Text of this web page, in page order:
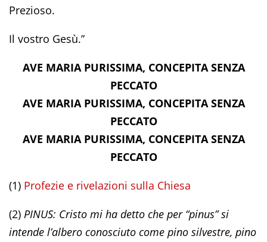
Prezioso.
Il vostro Gesù.”
AVE MARIA PURISSIMA, CONCEPITA SENZA
PECCATO
AVE MARIA PURISSIMA, CONCEPITA SENZA
PECCATO
AVE MARIA PURISSIMA, CONCEPITA SENZA
PECCATO
(1) Profezie e rivelazioni sulla Chiesa
(2) PINUS: Cristo mi ha detto che per “pinus” si
intende l’albero conosciuto come pino silvestre, pino